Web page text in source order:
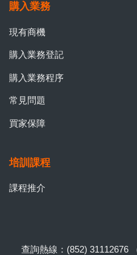
購入業務
現有商機
購入業務登記
購入業務程序
常見問題
買家保障
培訓課程
課程推介
查詢熱線：(852) 31112676